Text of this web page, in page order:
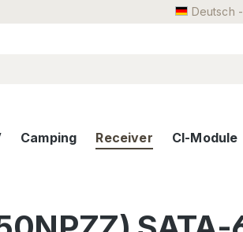
Deutsch
Camping Receiver CI-Module